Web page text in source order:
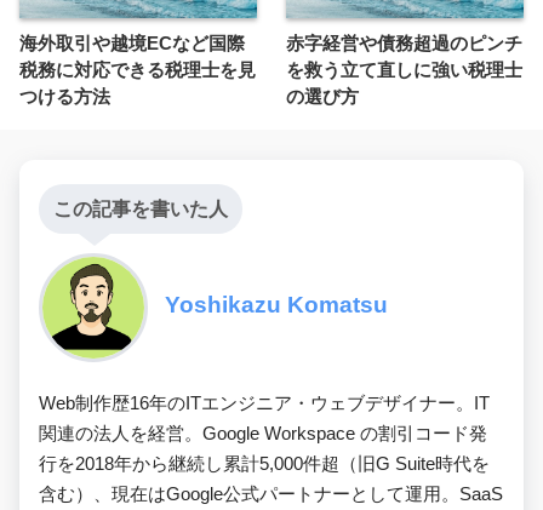
海外取引や越境ECなど国際
税務に対応できる税理士を見
つける方法
赤字経営や債務超過のピンチ
を救う立て直しに強い税理士
の選び方
この記事を書いた人
Yoshikazu Komatsu
Web制作歴16年のITエンジニア・ウェブデザイナー。IT
関連の法人を経営。Google Workspace の割引コード発
行を2018年から継続し累計5,000件超（旧G Suite時代を
含む）、現在はGoogle公式パートナーとして運用。SaaS